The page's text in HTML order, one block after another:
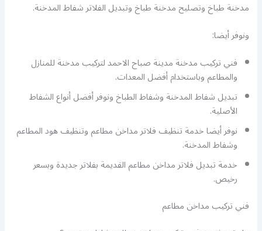
مدخنة طباخ وتصليح مدخنة طباخ وتبديل الفلاتر شفاط المدخنة.
ونوفر أيضا:
فني تركيب مدخنة مدينة صباح الاحمد لتركيب مدخنة للمنازل
والمطاعم وباستخدام أفضل المعدات.
تبديل شفاط المدخنة وشفاط الطباخ ونوفر أفضل أنواع الشفاط
الأصلية.
نوفر أيضا خدمة تنظيف فلاتر مداخن مطاعم وتنظيف هود المطاعم
وشفاط المدخنة.
خدمة تبديل فلاتر مداخن مطاعم القديمة بفلاتر جديدة وبسعر
رخيص.
فني تركيب مداخن مطاعم